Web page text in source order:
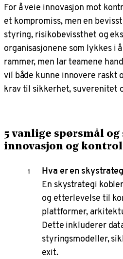
For å veie innovasjon mot
et kompromiss, men en
styring, risikobevissthet og
organisasjonene som lykkes i
rammer, men lar teamene
vil både kunne innovere raskt
krav til sikkerhet, suverenitet
5 vanlige spørsmål og
innovasjon og
Hva er en
En skystrategi
og etterlevelse til
plattformer,
Dette inkluderer
styringsmodeller,
exit.